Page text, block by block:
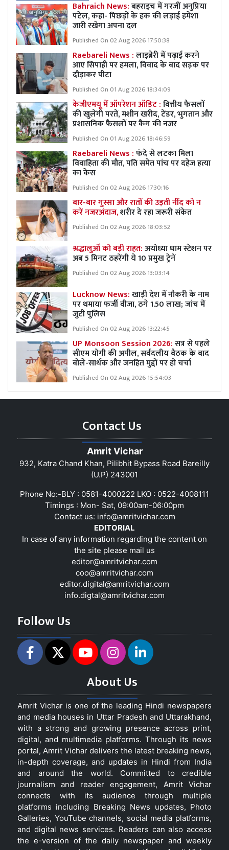
Bahraich News:बहराइच में गरजीं अनुप्रिया
पटेल, कहा- पिछड़ों के हक की लड़ाई हमेशा
जारी रखेगा अपना दल
Published On 02 Aug 2026 17:50:38
Raebareli News :लाइब्रेरी में पढ़ाई करने
आए सिपाही पर हमला, विवाद के बाद सड़क पर
दौड़ाकर पीटा
Published On 01 Aug 2026 18:34:09
केजीएमयू में ऑपरेशन ऑडिट :वित्तीय फैसलों
की खुलेंगी परतें, मशीन खरीद, टेंडर, भुगतान और
प्रशासनिक फैसलों पर कैग की नजर
Published On 01 Aug 2026 18:46:59
Raebareli News :फंदे से लटका मिला
विवाहिता की मौत, पति समेत पांच पर दहेज हत्या
का केस
Published On 02 Aug 2026 17:30:16
बार-बार गुस्सा और रातों की उड़ती नींद को न
करें नजरअंदाज,शरीर दे रहा जरूरी संकेत
Published On 02 Aug 2026 18:03:52
श्रद्धालुओं को बड़ी राहत:अयोध्या धाम स्टेशन पर
अब 5 मिनट ठहरेंगी ये 10 प्रमुख ट्रेनें
Published On 02 Aug 2026 13:03:14
Lucknow News:खाड़ी देश में नौकरी के नाम
पर थमाया फर्जी वीजा, ठगे 1.50 लाख; जांच में
जुटी पुलिस
Published On 02 Aug 2026 13:22:45
UP Monsoon Session 2026:सत्र से पहले
सीएम योगी की अपील, सर्वदलीय बैठक के बाद
बोले-सार्थक और जनहित मुद्दों पर हो चर्चा
Published On 02 Aug 2026 15:54:03
Contact Us
Amrit Vichar
932, Katra Chand Khan, Pilibhit Bypass Road Bareilly
(U.P) 243001
Phone No:-BLY : 0581-4000222 LKO : 0522-4008111
Timings : Mon- Sat, 09:00am-06:00pm
Contact us: info@amritvichar.com
EDITORIAL
In case of any information regarding the content on
the site please mail us
editor@amritvichar.com
coo@amritvichar.com
editor.digital@amritvichar.com
info.digtal@amritvichar.com
Follow Us
About Us
Amrit Vichar is one of the leading Hindi newspapers
and media houses in Uttar Pradesh and Uttarakhand,
with a strong and growing presence across print,
digital, and multimedia platforms. Through its news
portal, Amrit Vichar delivers the latest breaking news,
in-depth coverage, and updates in Hindi from India
and around the world. Committed to credible
journalism and reader engagement, Amrit Vichar
connects with its audience through multiple
platforms including Breaking News updates, Photo
Galleries, YouTube channels, social media platforms,
and digital news services. Readers can also access
the e-version of the daily newspaper and weekly